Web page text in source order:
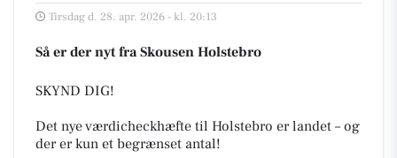
Tirsdag d. 28. apr. 2026 - kl. 20:13
Så er der nyt fra Skousen Holstebro
SKYND DIG!
Det nye værdicheckhæfte til Holstebro er landet – og
der er kun et begrænset antal!